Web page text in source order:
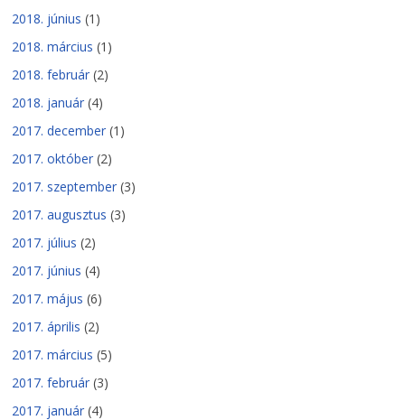
2018. június (1)
2018. március (1)
2018. február (2)
2018. január (4)
2017. december (1)
2017. október (2)
2017. szeptember (3)
2017. augusztus (3)
2017. július (2)
2017. június (4)
2017. május (6)
2017. április (2)
2017. március (5)
2017. február (3)
2017. január (4)